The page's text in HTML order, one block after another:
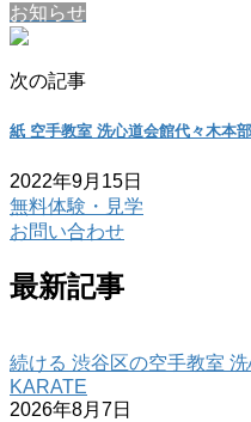
お知らせ
次の記事
紙 空手教室 洗心道会館代々木本
2022年9月15日
無料体験・見学
お問い合わせ
最新記事
続ける 渋谷区の空手教室
KARATE
2026年8月7日